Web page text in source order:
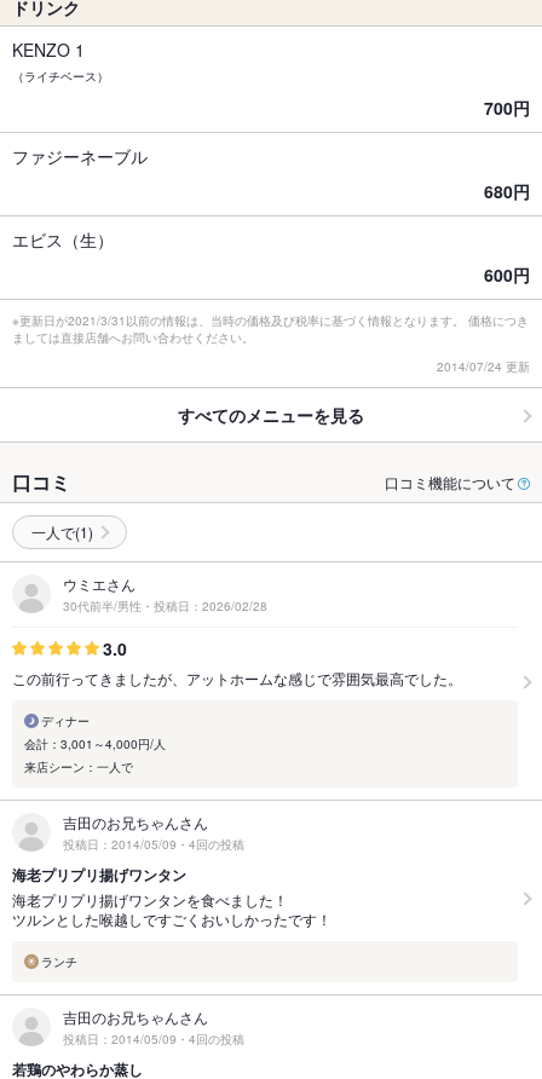
ドリンク
KENZO 1
（ライチベース）
700円
ファジーネーブル
680円
エビス（生）
600円
※更新日が2021/3/31以前の情報は、当時の価格及び税率に基づく情報となります。 価格につき
ましては直接店舗へお問い合わせください。
2014/07/24 更新
すべてのメニューを見る
口コミ 口コミ機能について
一人で(1)
ウミエさん
30代前半/男性・投稿日：2026/02/28
3.0
この前行ってきましたが、アットホームな感じで雰囲気最高でした。
ディナー
会計：3,001～4,000円/人
来店シーン：一人で
吉田のお兄ちゃんさん
投稿日：2014/05/09・4回の投稿
海老プリプリ揚げワンタン
海老プリプリ揚げワンタンを食べました！
ツルンとした喉越しですごくおいしかったです！
ランチ
吉田のお兄ちゃんさん
投稿日：2014/05/09・4回の投稿
若鶏のやわらか蒸し